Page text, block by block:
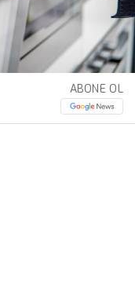
ABONE OL